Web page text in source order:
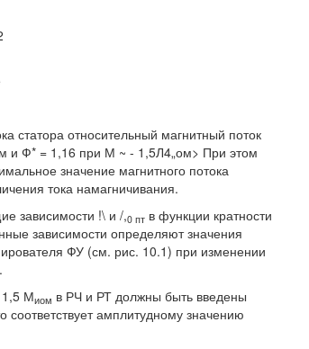
статора относительный магнитный поток
и Ф* = 1,16 при М ~ - 1,5Л4„ом> При этом
значение магнитного потока
тока намагничивания.
зависимости !\ и /,0 пт в функции кратности
зависимости определяют значения
ФУ (см. рис. 10.1) при изменении
1,5 Миом в РЧ и РТ должны быть введены
соответствует амплитудному значению